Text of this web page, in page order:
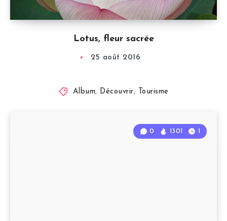
Lotus, fleur sacrée
25 août 2016
Album, Découvrir, Tourisme
0 1301 1